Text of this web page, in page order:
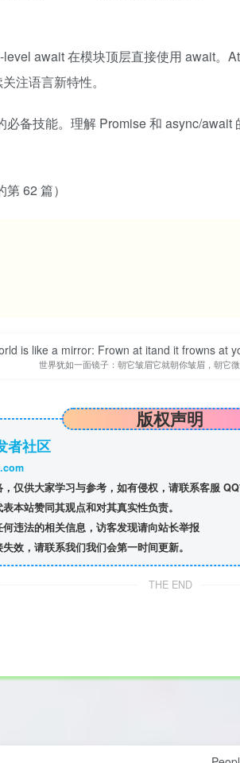
await 在模块顶层直接使用 await。
注语言新特性。
备技能。理解 Promise 和 async/await
62 篇）
is like a mirror: Frown at itand it frowns at
世界犹如一面镜子：朝它皱眉它就朝你皱眉，朝它
版权声明
者社区
仅供大家学习与参考，如有侵权，请联系客服 QQ
本站赞同其观点和对其真实性负责。
违法的相关信息，访客发现请向站长举报
效，请联系我们我们会第一时间更新。
THE END